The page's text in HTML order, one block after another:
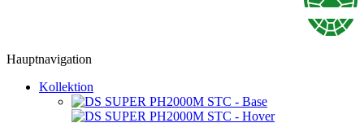
Hauptnavigation
Kollektion